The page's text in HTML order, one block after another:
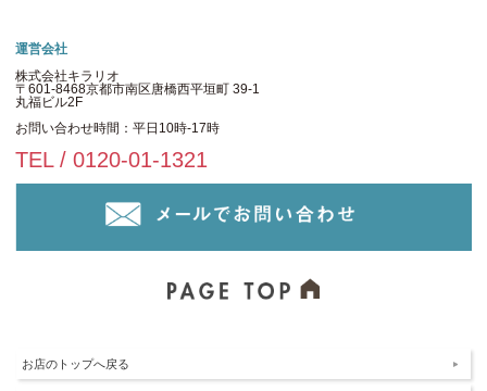
運営会社
株式会社キラリオ
〒601-8468京都市南区唐橋西平垣町 39-1
丸福ビル2F
お問い合わせ時間：平日10時-17時
TEL / 0120-01-1321
お店のトップへ戻る